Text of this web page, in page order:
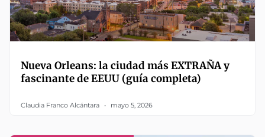
Nueva Orleans: la ciudad más EXTRAÑA y
fascinante de EEUU (guía completa)
Claudia Franco Alcántara mayo 5, 2026